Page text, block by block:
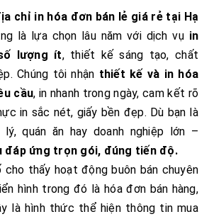
chỉ in hóa đơn bán lẻ giá rẻ tại Hạ
là lựa chọn lâu năm với dịch vụ in
lượng ít, thiết kế sáng tạo, chất
Chúng tôi nhận thiết kế và in hóa
cầu, in nhanh trong ngày, cam kết rõ
in sắc nét, giấy bền đẹp. Dù bạn là
quán ăn hay doanh nghiệp lớn –
đáp ứng trọn gói, đúng tiến độ.
cho thấy hoạt động buôn bán chuyên
hình trong đó là hóa đơn bán hàng,
là hình thức thể hiện thông tin mua